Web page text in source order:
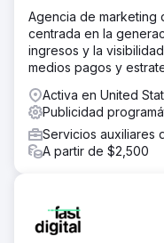
La solución
Desarrollamos un
invierno", e
el panorama cuando
investigaran remedios
incluyó: publicidad
basada en el
publicidad en
y visualizaciones de
palabras clave con
El resultado
Agencia de marketing
centrada en la
ingresos y la
medios pagos y
Activa en United
Publicidad
Servicios auxiliares
A partir de $2,500